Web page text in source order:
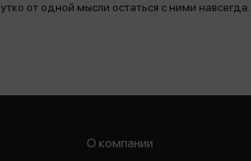
от одной мысли остаться с ними навсегда…
О компании